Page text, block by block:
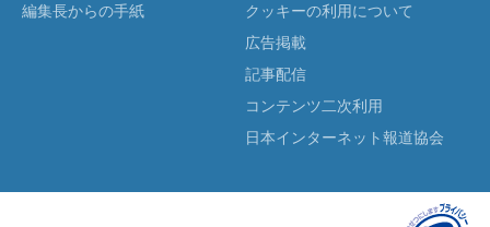
編集長からの手紙
クッキーの利用について
広告掲載
記事配信
コンテンツ二次利用
日本インターネット報道協会